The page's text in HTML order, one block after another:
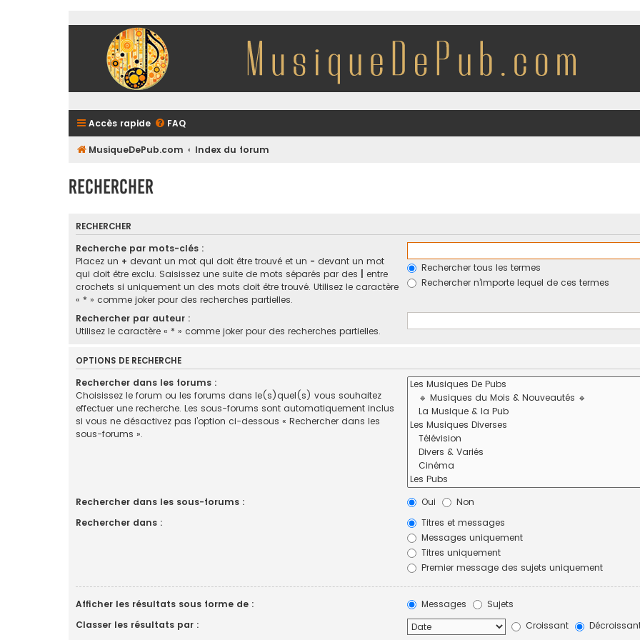
Accès rapide FAQ
MusiqueDePub.com Index du forum
Rechercher
RECHERCHER
Recherche par mots-clés :
Placez un + devant un mot qui doit être trouvé et un - devant un mot
qui doit être exclu. Saisissez une suite de mots séparés par des
entre
crochets si uniquement un des mots doit être trouvé. Utilisez le caractère
« * » comme joker pour des recherches partielles.
Rechercher tous les termes
Rechercher n’importe lequel de ces termes
Rechercher par auteur :
Utilisez le caractère « * » comme joker pour des recherches partielles.
OPTIONS DE RECHERCHE
Rechercher dans les forums :
Choisissez le forum ou les forums dans le(s)quel(s) vous souhaitez
effectuer une recherche. Les sous-forums sont automatiquement inclus
si vous ne désactivez pas l’option ci-dessous « Rechercher dans les
sous-forums ».
Rechercher dans les sous-forums : Oui
Non
Rechercher dans :
Titres et messages
Messages uniquement
Titres uniquement
Premier message des sujets uniquement
Afficher les résultats sous forme de : Messages
Sujets
Classer les résultats par :
Croissant